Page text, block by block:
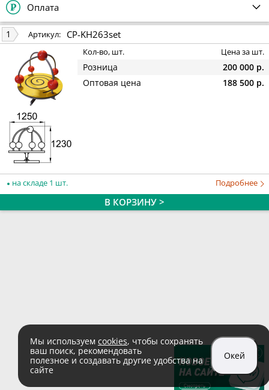
Оплата
1 Артикул: CP-KH263set
Кол-во, шт. Цена за шт.
Розница
200 000 р.
Оптовая цена
188 500 р.
на складе 1 шт. Подробнее
В КОРЗИНУ >
Мы используем cookies, чтобы сохранять
ваш поиск, рекомендовать
полезное и создавать другие удобства на
сайте
Окей